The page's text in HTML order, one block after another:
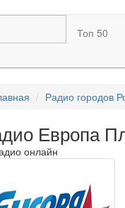
Топ 50
Радио городов
Европа